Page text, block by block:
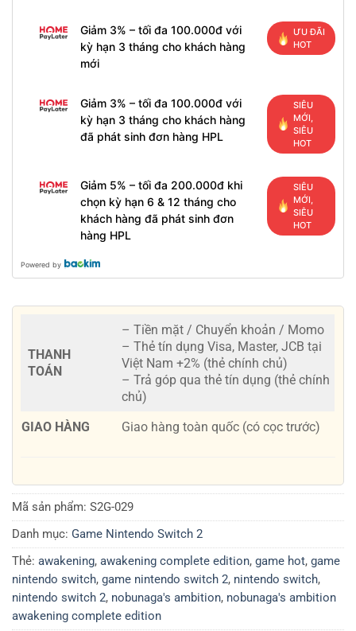
Giảm 3% – tối đa 100.000đ với
kỳ hạn 3 tháng cho khách hàng
mới
ƯU ĐÃI
HOT
Giảm 3% – tối đa 100.000đ với
kỳ hạn 3 tháng cho khách hàng
đã phát sinh đơn hàng HPL
SIÊU
MỚI,
SIÊU
HOT
Giảm 5% – tối đa 200.000đ khi
chọn kỳ hạn 6 & 12 tháng cho
khách hàng đã phát sinh đơn
hàng HPL
SIÊU
MỚI,
SIÊU
HOT
Powered by
THANH
TOÁN
– Tiền mặt / Chuyển khoản / Momo
– Thẻ tín dụng Visa, Master, JCB tại
Việt Nam +2% (thẻ chính chủ)
– Trả góp qua thẻ tín dụng (thẻ chính
chủ)
GIAO HÀNG
Giao hàng toàn quốc (có cọc trước)
Mã sản phẩm: S2G-029
Danh mục: Game Nintendo Switch 2
Thẻ: awakening, awakening complete edition, game hot, game
nintendo switch, game nintendo switch 2, nintendo switch,
nintendo switch 2, nobunaga's ambition, nobunaga's ambition
awakening complete edition